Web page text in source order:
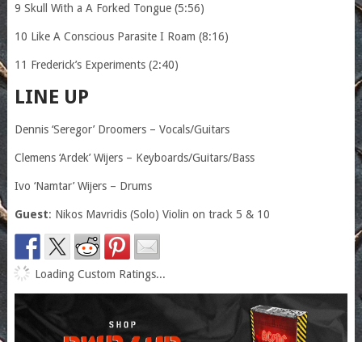
9 Skull With a A Forked Tongue (5:56)
10 Like A Conscious Parasite I Roam (8:16)
11 Frederick’s Experiments (2:40)
LINE UP
Dennis ‘Seregor’ Droomers – Vocals/Guitars
Clemens ‘Ardek’ Wijers – Keyboards/Guitars/Bass
Ivo ‘Namtar’ Wijers – Drums
Guest: Nikos Mavridis (Solo) Violin on track 5 & 10
Loading Custom Ratings...